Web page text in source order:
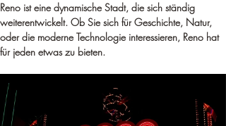
Reno ist eine dynamische Stadt, die sich ständig
weiterentwickelt. Ob Sie sich für Geschichte, Natur,
oder die moderne Technologie interessieren, Reno hat
für jeden etwas zu bieten.